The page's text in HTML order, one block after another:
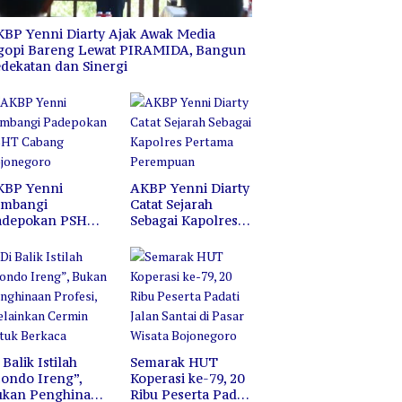
Bojonegoro
Yenni Diarty Ajak Awak Media
Bareng Lewat PIRAMIDA, Bangun
dan Sinergi
Yenni
PSHT
AKBP Yenni Diarty
Catat Sejarah
Sebagai Kapolres
Perempuan
Balik Istilah
Ireng”,
Penghinaan
Semarak HUT
Koperasi ke-79, 20
Ribu Peserta Padati